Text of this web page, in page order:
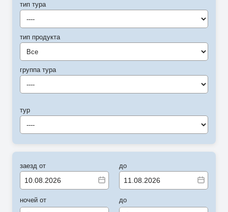
тип тура
----
тип продукта
Все
группа тура
----
тур
----
заезд от
ночей от
до
до